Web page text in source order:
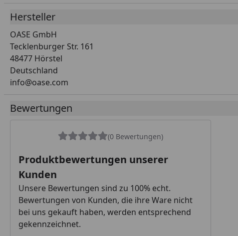
Hersteller
OASE GmbH
Tecklenburger Str. 161
48477 Hörstel
Deutschland
info@oase.com
Bewertungen
(0 Bewertungen)
Produktbewertungen unserer
Kunden
Unsere Bewertungen sind zu 100% echt.
Bewertungen von Kunden, die ihre Ware nicht
bei uns gekauft haben, werden entsprechend
gekennzeichnet.